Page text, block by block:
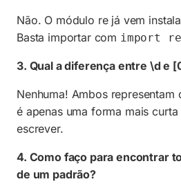
Não. O módulo re já vem
Basta importar com import re
3. Qual a diferença entre \d e
Nenhuma! Ambos
é apenas uma forma mais
escrever.
4. Como faço para encontrar
de um padrão?